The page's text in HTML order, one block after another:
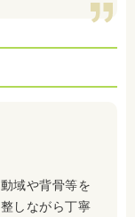
域や背骨等を
しながら丁寧